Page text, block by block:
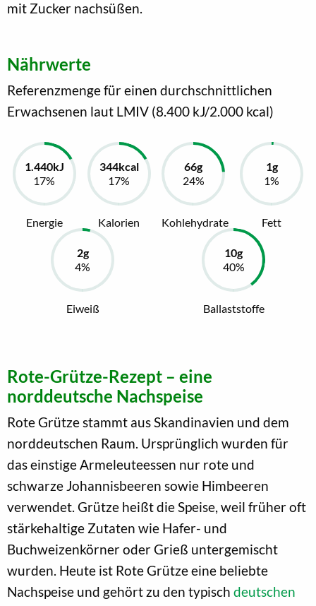
mit Zucker nachsüßen.
Nährwerte
Referenzmenge für einen durchschnittlichen
Erwachsenen laut LMIV (8.400 kJ/2.000 kcal)
Energie Kalorien Kohlehydrate Fett
Eiweiß Ballaststoffe
Rote-Grütze-Rezept – eine
norddeutsche Nachspeise
Rote Grütze stammt aus Skandinavien und dem
norddeutschen Raum. Ursprünglich wurden für
das einstige Armeleuteessen nur rote und
schwarze Johannisbeeren sowie Himbeeren
verwendet. Grütze heißt die Speise, weil früher oft
stärkehaltige Zutaten wie Hafer- und
Buchweizenkörner oder Grieß untergemischt
wurden. Heute ist Rote Grütze eine beliebte
Nachspeise und gehört zu den typisch deutschen